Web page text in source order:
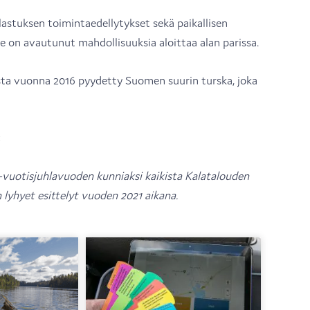
toimintaedellytykset sekä paikallisen
avautunut mahdollisuuksia aloittaa alan parissa.
vuonna 2016 pyydetty Suomen suurin turska, joka
kunniaksi kaikista Kalatalouden
esittelyt vuoden 2021 aikana.